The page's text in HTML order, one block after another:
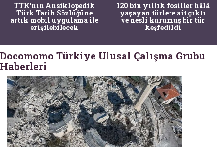
TTK'nın Ansiklopedik
Türk Tarih Sözlüğüne
artık mobil uygulama ile
erişilebilecek
120 bin yıllık fosiller hâlâ
yaşayan türlere ait çıktı
ve nesli kurumuş bir tür
keşfedildi
Docomomo Türkiye Ulusal Çalışma Grubu
Haberleri